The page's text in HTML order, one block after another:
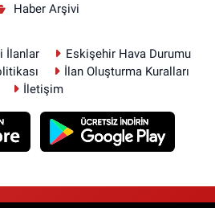
Haber Arşivi
İlanlar
Eskişehir Hava Durumu
İlan Oluşturma Kuralları
İletişim